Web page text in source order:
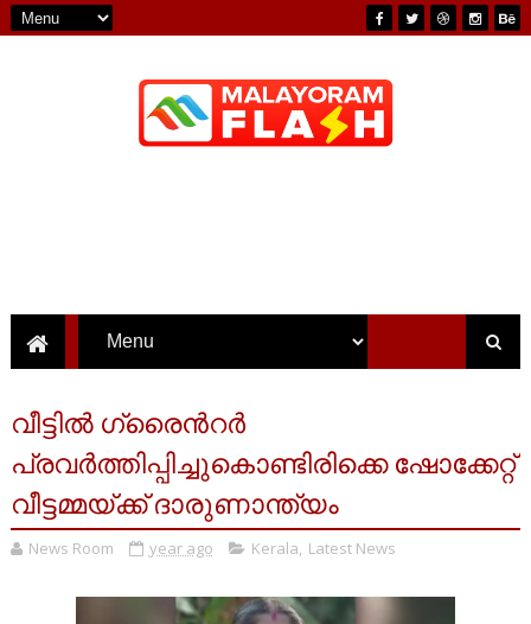
വീട്ടിൽ ഗ്രൈന്‍റര്‍
പ്രവര്‍ത്തിപ്പിച്ചുകൊണ്ടിരിക്കെ ഷോക്കേറ്റ്
വീട്ടമ്മയ്ക്ക് ദാരുണാന്ത്യം
News Room year ago Kerala, Latest News